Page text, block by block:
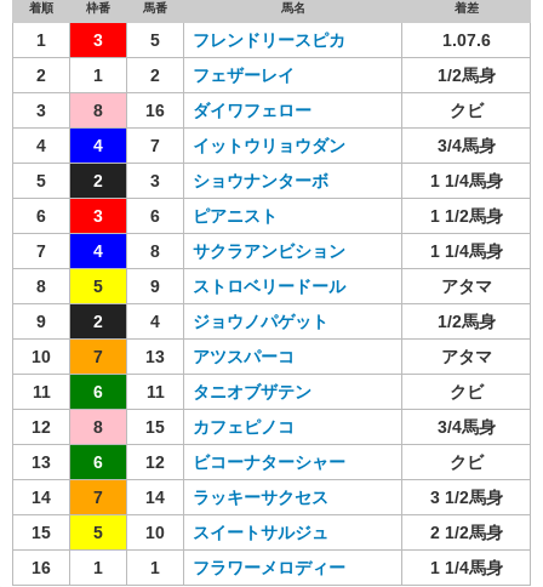
着順 枠番 馬番 馬名 着差
1 3 5 フレンドリースピカ
1.07.6
2
1 2 フェザーレイ
1/2馬身
3
8 16 ダイワフェロー
クビ
4
4 7 イットウリョウダン
3/4馬身
5
2 3 ショウナンターボ
1 1/4馬身
6
3 6 ピアニスト
1 1/2馬身
7
4 8 サクラアンビション
1 1/4馬身
8
5 9 ストロベリードール
アタマ
9
2 4 ジョウノパゲット
1/2馬身
10
7 13 アツスパーコ
アタマ
11
6 11 タニオブザテン
クビ
12
8 15 カフェピノコ
3/4馬身
13
6 12 ビコーナターシャー
クビ
14
7 14 ラッキーサクセス
3 1/2馬身
15
5 10 スイートサルジュ
2 1/2馬身
16
1 1 フラワーメロディー 1 1/4馬身